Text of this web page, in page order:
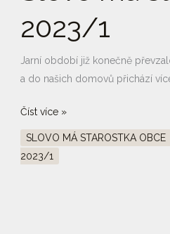
2023/1
Jarní období již konečně
a do našich domovů přichází
Číst více »
SLOVO MÁ STAROSTKA OBCE
2023/1